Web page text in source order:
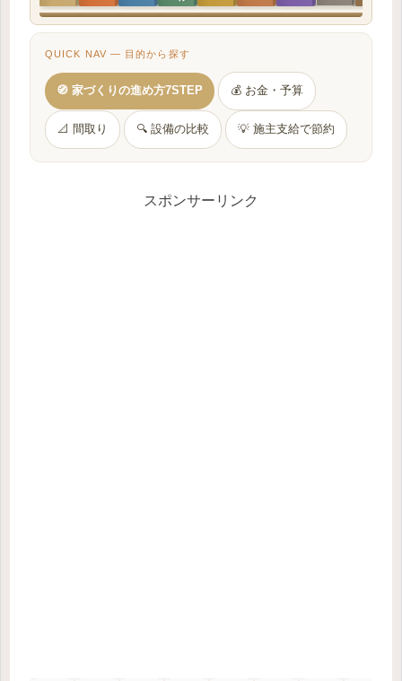
QUICK NAV — 目的から探す
🧭 家づくりの進め方7STEP 💰 お金・予算
📐 間取り 🔍 設備の比較 💡 施主支給で節約
スポンサーリンク